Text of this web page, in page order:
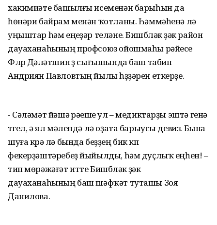
хакимиәте башылғы исеменән барыһын да
һөнәри байрам менән ҡотланы. Һәммәһенә лә
уңыштар һәм еңеүҙәр теләне. Бишбүләк үҙәк район
дауаханаһының профсоюз ойошмаһы рәйесе
Флүр Дәүләтшин үҙ сығышында баш табип
Андриян Павловтың йылы һүҙҙәрен еткерҙе.
- Сәләмәт йәшәү рәүеше ул – медиктарҙы эштә генә
түгел, ә ял мәлендә лә оҙата барыусы девиз. Бына
шуға күрә лә бында беҙҙең бик күп
фекерҙәштәребеҙ йыйылды, һәм дуҫлыҡ еңһен! –
тип мөрәжәғәт итте Бишбүләк үҙәк
дауаханаһының баш шәфҡәт туташы Зоя
Данилова.